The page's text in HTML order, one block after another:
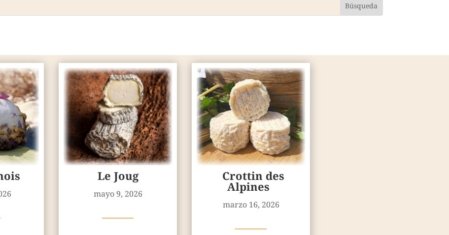
Le Joug
mayo 9, 2026
————
Crottin des
Alpines
marzo 16, 2026
————